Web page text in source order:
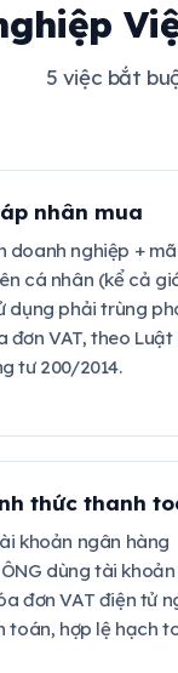
5 việc bắt
nhân mua
doanh nghiệp +
cá nhân (kể cả
dụng phải trùng
đơn VAT, theo Luật
tư 200/2014.
thức thanh
khoản ngân hàng
dùng tài
đơn VAT điện tử
toán, hợp lệ hạch